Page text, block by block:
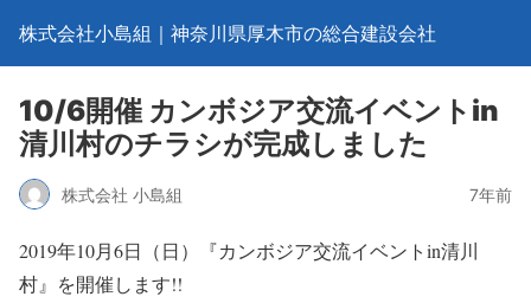
株式会社小島組｜神奈川県厚木市の総合建設会社
10/6開催 カンボジア交流イベントin
清川村のチラシが完成しました
株式会社 小島組 7年前
2019年10月6日（日）『カンボジア交流イベントin清川
村』を開催します!!